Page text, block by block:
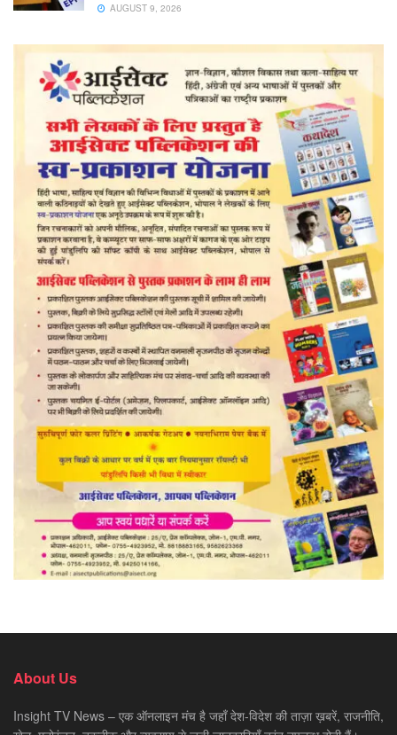
AUGUST 9, 2026
About Us
Insight TV News – एक ऑनलाइन मंच है जहाँ देश-विदेश की ताज़ा ख़बरें, राजनीति,